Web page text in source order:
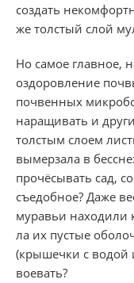
создать
же толстый слой
Но самое главное,
оздоровление
почвенных
наращивать и
толстым слоем
вымерзала в
прочёсывать сад,
съедобное? Даже
муравьи находили
ла их пустые
(крышечки с водой
воевать?